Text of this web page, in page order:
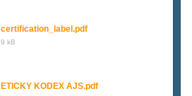
certification_label.pdf
9 kB
ETICKY KODEX AJS.pdf